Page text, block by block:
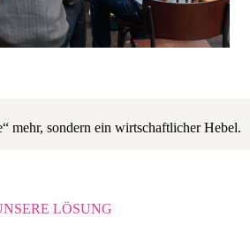
mehr, sondern ein wirtschaftlicher Hebel.
LÖSUNG